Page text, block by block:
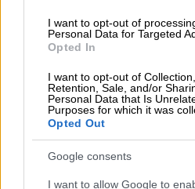
I want to opt-out of
Personal Data for Targeted
Opted In
I want to opt-out of
Retention, Sale, and/or
Personal Data that Is
Purposes for which it was
Opted Out
Google consents
I want to allow Google to
Οικονομία|11.08.2023 22:30
ΙΕΑ: Θα σπάσει κάθε
πετρελαίου το 2023 -
2024